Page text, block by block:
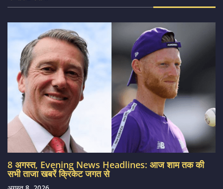
8 अगस्त, Evening News Headlines: आज शाम तक की
सभी ताजा खबरें क्रिकेट जगत से